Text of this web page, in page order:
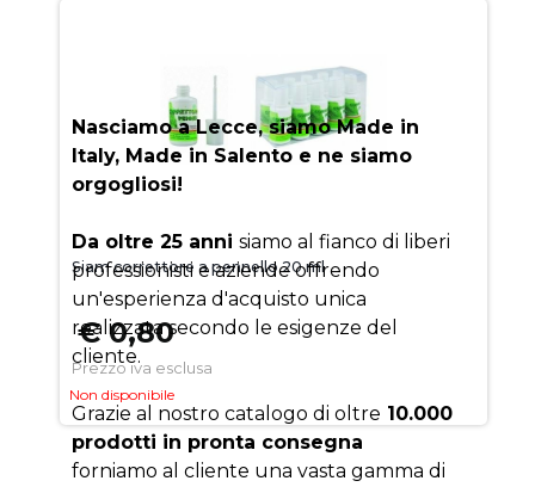
Siam correttore a pennello 20 ml
€ 0,80
Prezzo iva esclusa
Non disponibile
SUCCESSO
Nasciamo a Lecce, siamo Made in
Italy, Made in Salento e ne siamo
orgogliosi!
Da oltre 25 anni siamo al fianco di liberi
professionisti e aziende offrendo
un'esperienza d'acquisto unica
realizzata secondo le esigenze del
cliente.
Grazie al nostro catalogo di oltre 10.000
prodotti in pronta consegna
forniamo al cliente una vasta gamma di